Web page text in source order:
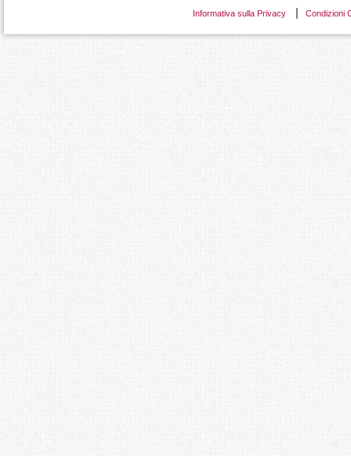
Informativa sulla Privacy Condizioni